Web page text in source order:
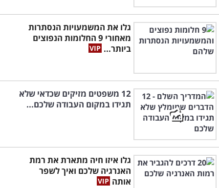
גלו את המשמעויות הנסתרות
מאחורי 9 החלומות הנפוצים
ביותר...
12 משפטים מזיקים שכדאי שלא
תגידו במקום העבודה שלכם...
גלו איזו חיה מתארת את רמת
האנרגיה שלכם ואיך לשפר
אותה